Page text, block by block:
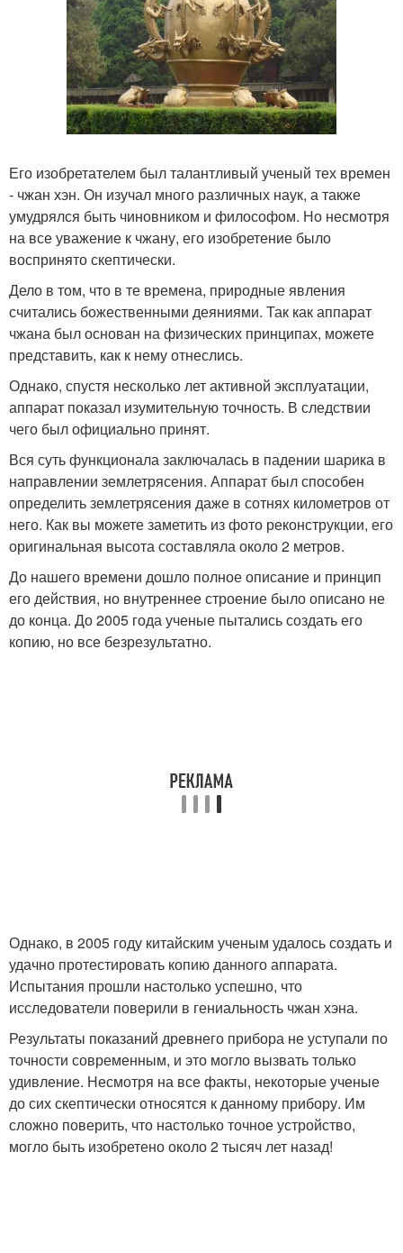
Его изобретателем был талантливый ученый тех времен
- чжан хэн. Он изучал много различных наук, а также
умудрялся быть чиновником и философом. Но несмотря
на все уважение к чжану, его изобретение было
воспринято скептически.
Дело в том, что в те времена, природные явления
считались божественными деяниями. Так как аппарат
чжана был основан на физических принципах, можете
представить, как к нему отнеслись.
Однако, спустя несколько лет активной эксплуатации,
аппарат показал изумительную точность. В следствии
чего был официально принят.
Вся суть функционала заключалась в падении шарика в
направлении землетрясения. Аппарат был способен
определить землетрясения даже в сотнях километров от
него. Как вы можете заметить из фото реконструкции, его
оригинальная высота составляла около 2 метров.
До нашего времени дошло полное описание и принцип
его действия, но внутреннее строение было описано не
до конца. До 2005 года ученые пытались создать его
копию, но все безрезультатно.
Однако, в 2005 году китайским ученым удалось создать и
удачно протестировать копию данного аппарата.
Испытания прошли настолько успешно, что
исследователи поверили в гениальность чжан хэна.
Результаты показаний древнего прибора не уступали по
точности современным, и это могло вызвать только
удивление. Несмотря на все факты, некоторые ученые
до сих скептически относятся к данному прибору. Им
сложно поверить, что настолько точное устройство,
могло быть изобретено около 2 тысяч лет назад!